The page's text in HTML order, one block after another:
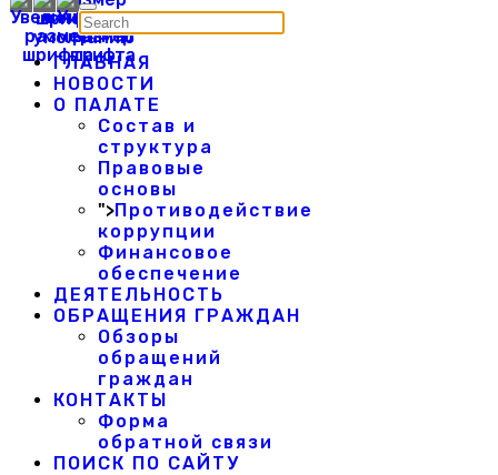
ГЛАВНАЯ
НОВОСТИ
О ПАЛАТЕ
Состав и
структура
Правовые
основы
">Противодействие
коррупции
Финансовое
обеспечение
ДЕЯТЕЛЬНОСТЬ
ОБРАЩЕНИЯ ГРАЖДАН
Обзоры
обращений
граждан
КОНТАКТЫ
Форма
обратной связи
ПОИСК ПО САЙТУ